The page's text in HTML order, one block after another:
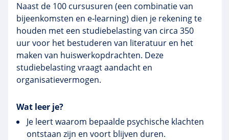
Naast de 100 cursusuren (een combinatie van
bijeenkomsten en e‑learning) dien je rekening te
houden met een studiebelasting van circa 350
uur voor het bestuderen van literatuur en het
maken van huiswerkopdrachten. Deze
studiebelasting vraagt aandacht en
organisatievermogen.
Wat leer je?
Je leert waarom bepaalde psychische klachten
ontstaan zijn en voort blijven duren.